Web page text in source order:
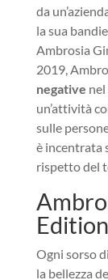
da
la sua
Ambrosia
2019,
negative
un’attività
sulle
è incentrata
rispetto del
Edition
Ogni sorso
la bellezza